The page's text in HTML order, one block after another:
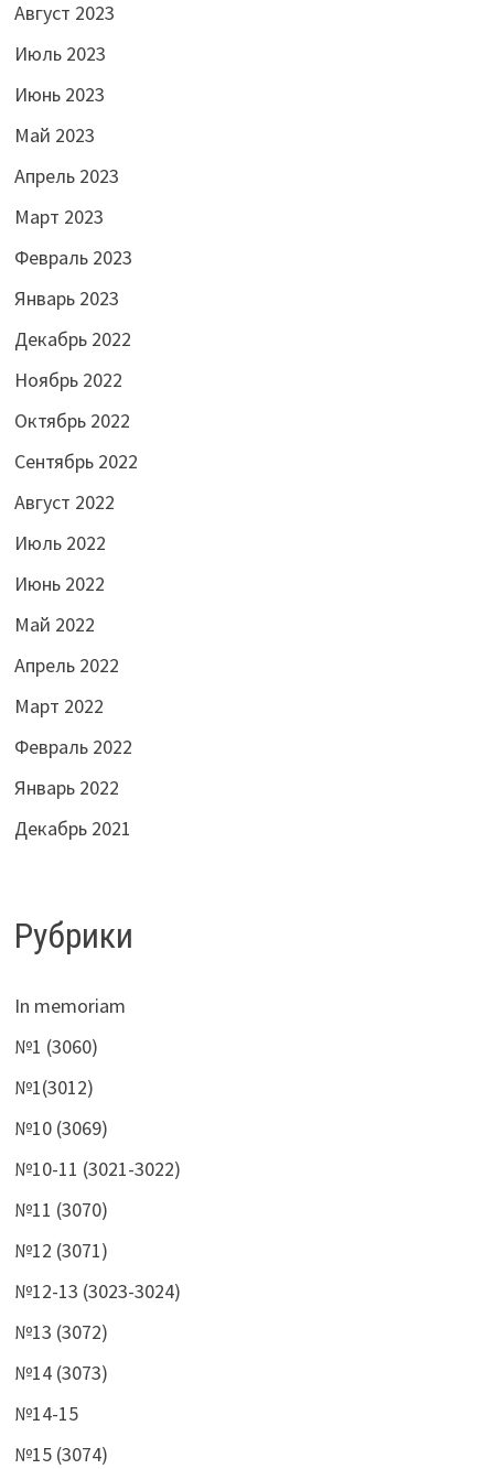
Август 2023
Июль 2023
Июнь 2023
Май 2023
Апрель 2023
Март 2023
Февраль 2023
Январь 2023
Декабрь 2022
Ноябрь 2022
Октябрь 2022
Сентябрь 2022
Август 2022
Июль 2022
Июнь 2022
Май 2022
Апрель 2022
Март 2022
Февраль 2022
Январь 2022
Декабрь 2021
Рубрики
In memoriam
№1 (3060)
№1(3012)
№10 (3069)
№10-11 (3021-3022)
№11 (3070)
№12 (3071)
№12-13 (3023-3024)
№13 (3072)
№14 (3073)
№14-15
№15 (3074)